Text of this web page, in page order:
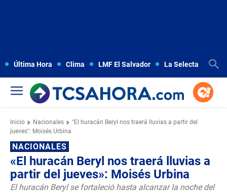
Última Hora Clima LMF El Salvador La Selecta
Inicio Nacionales
"El huracán Beryl nos traerá lluvias a partir del
jueves": Moisés Urbina
NACIONALES
«El huracán Beryl nos traerá lluvias a
partir del jueves»: Moisés Urbina
El huracán Beryl se fortaleció hasta alcanzar la noche del